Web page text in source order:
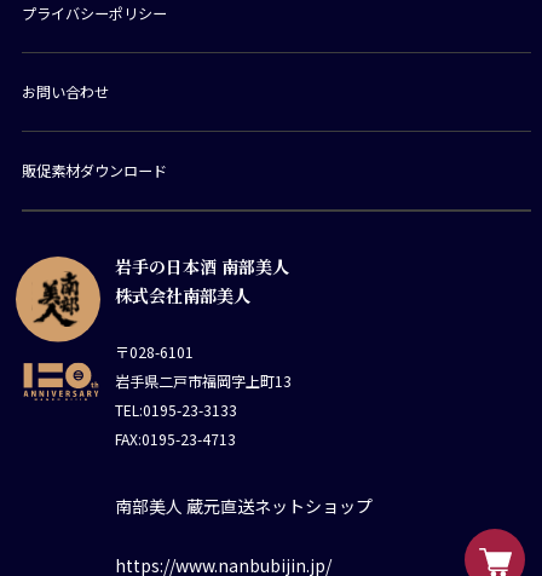
岩手の日本酒 南部美人
株式会社南部美人
〒028-6101
岩手県二戸市福岡字上町13
TEL:0195-23-3133
FAX:0195-23-4713
南部美人 蔵元直送ネットショップ
https://www.nanbubijin.jp/
プライバシーポリシー
お問い合わせ
販促素材ダウンロード